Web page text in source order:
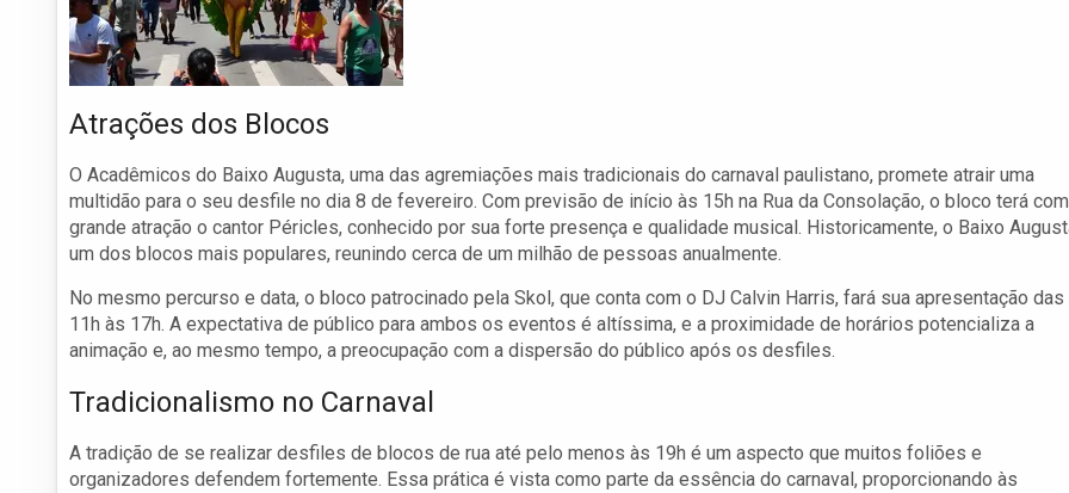
Atrações dos Blocos
O Acadêmicos do Baixo Augusta, uma das agremiações mais tradicionais do carnaval paulistano, promete atrair uma
multidão para o seu desfile no dia 8 de fevereiro. Com previsão de início às 15h na Rua da Consolação, o bloco terá
grande atração o cantor Péricles, conhecido por sua forte presença e qualidade musical. Historicamente, o Baixo
um dos blocos mais populares, reunindo cerca de um milhão de pessoas anualmente.
No mesmo percurso e data, o bloco patrocinado pela Skol, que conta com o DJ Calvin Harris, fará sua apresentação das
11h às 17h. A expectativa de público para ambos os eventos é altíssima, e a proximidade de horários potencializa a
animação e, ao mesmo tempo, a preocupação com a dispersão do público após os desfiles.
Tradicionalismo no Carnaval
A tradição de se realizar desfiles de blocos de rua até pelo menos às 19h é um aspecto que muitos foliões e
organizadores defendem fortemente. Essa prática é vista como parte da essência do carnaval, proporcionando às